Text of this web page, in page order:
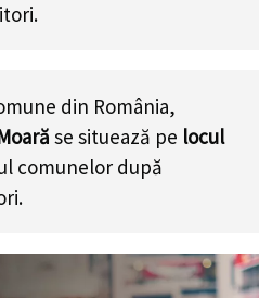
.
din România,
se situează pe locul
comunelor după